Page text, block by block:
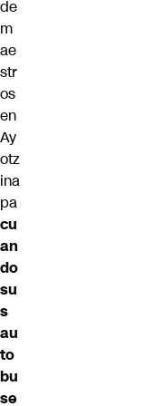
de
m
ae
str
os
en
Ay
otz
ina
pa
cu
an
do
su
s
au
to
bu
se